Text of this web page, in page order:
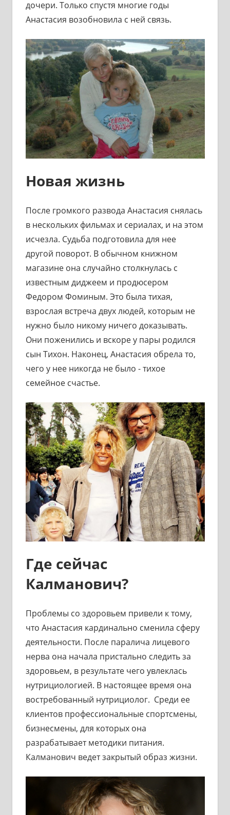
дочери. Только спустя многие годы
Анастасия возобновила с ней связь.
Новая жизнь
После громкого развода Анастасия снялась
в нескольких фильмах и сериалах, и на этом
исчезла. Судьба подготовила для нее
другой поворот. В обычном книжном
магазине она случайно столкнулась с
известным диджеем и продюсером
Федором Фоминым. Это была тихая,
взрослая встреча двух людей, которым не
нужно было никому ничего доказывать.
Они поженились и вскоре у пары родился
сын Тихон. Наконец, Анастасия обрела то,
чего у нее никогда не было - тихое
семейное счастье.
Где сейчас
Калманович?
Проблемы со здоровьем привели к тому,
что Анастасия кардинально сменила сферу
деятельности. После паралича лицевого
нерва она начала пристально следить за
здоровьем, в результате чего увлеклась
нутрициологией. В настоящее время она
востребованный нутрициолог. Среди ее
клиентов профессиональные спортсмены,
бизнесмены, для которых она
разрабатывает методики питания.
Калманович ведет закрытый образ жизни.